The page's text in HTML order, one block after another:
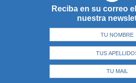
Reciba en su correo
nuestra